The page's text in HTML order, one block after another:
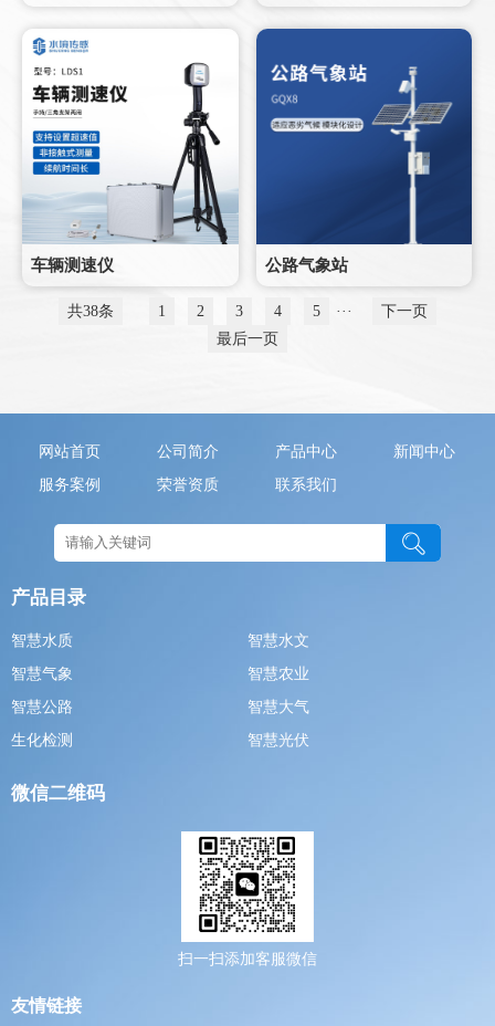
车辆测速仪 公路气象站
共38条 1 2 3 4 5 ···
下一页
最后一页
网站首页 公司简介 产品中心
新闻中心
服务案例
荣誉资质 联系我们
产品目录
智慧水质
智慧水文
智慧气象
智慧农业
智慧公路
智慧大气
生化检测
智慧光伏
微信二维码
扫一扫添加客服微信
友情链接